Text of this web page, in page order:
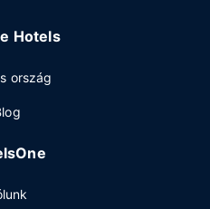
Hotels
ország